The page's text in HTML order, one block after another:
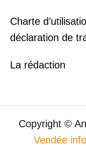
Charte
déclaration de
La rédaction
Copyright ©
Vendée info